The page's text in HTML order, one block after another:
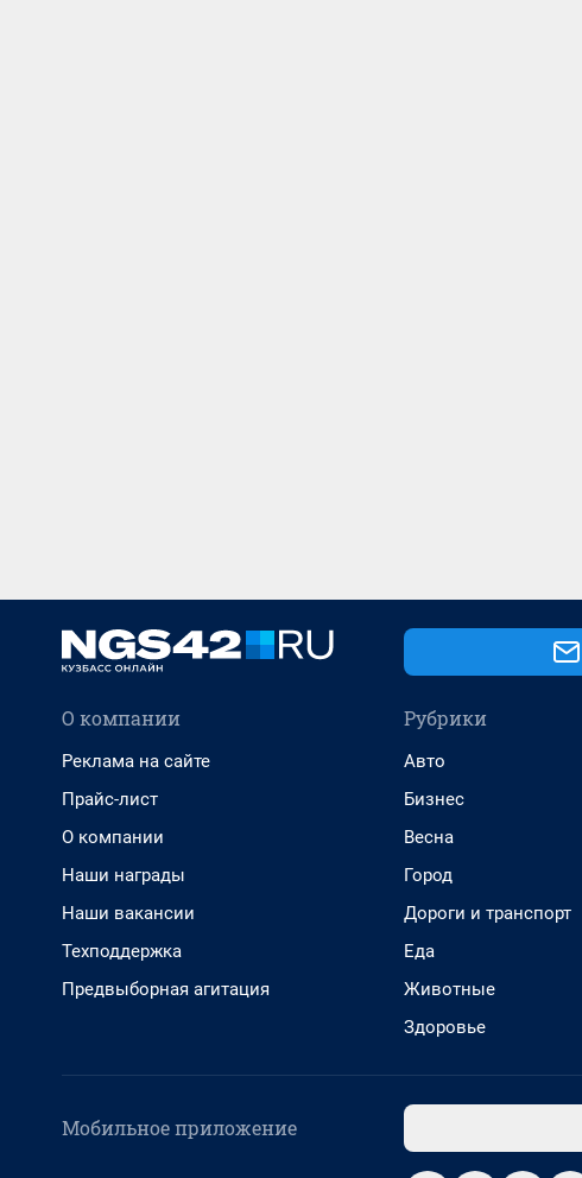
О компании
Реклама на сайте
Прайс-лист
О компании
Наши награды
Наши вакансии
Техподдержка
Предвыборная агитация
Рубрики
Авто
Бизнес
Весна
Город
Дороги и транспорт
Еда
Животные
Здоровье
Мобильное приложение